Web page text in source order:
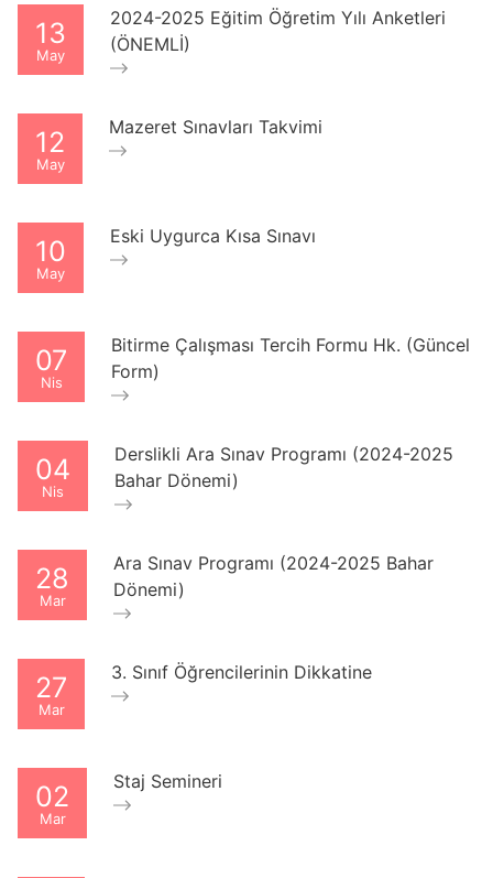
13
May
2024-2025 Eğitim Öğretim Yılı Anketleri
(ÖNEMLİ)
12
May
Mazeret Sınavları Takvimi
10
May
Eski Uygurca Kısa Sınavı
07
Nis
Bitirme Çalışması Tercih Formu Hk. (Güncel
Form)
04
Nis
Derslikli Ara Sınav Programı (2024-2025
Bahar Dönemi)
28
Mar
Ara Sınav Programı (2024-2025 Bahar
Dönemi)
27
Mar
3. Sınıf Öğrencilerinin Dikkatine
02
Mar
Staj Semineri